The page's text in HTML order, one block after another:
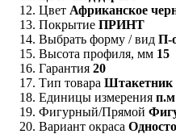
Цвет Африканское
Покрытие ПРИНТ
Выбрать форму / вид П-
Высота профиля, мм 15
Гарантия 20
Тип товара Штакетник
Единицы измерения п.м
Фигурный/Прямой
Вариант окраса